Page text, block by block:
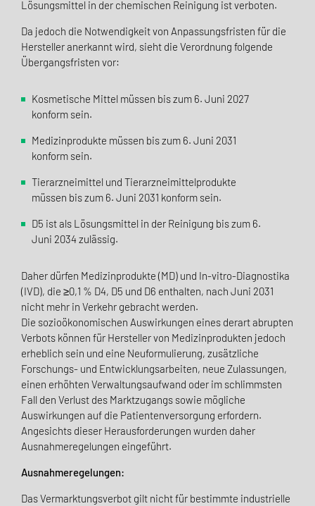
Lösungsmittel in der chemischen Reinigung ist verboten.
Da jedoch die Notwendigkeit von Anpassungsfristen für die
Hersteller anerkannt wird, sieht die Verordnung folgende
Übergangsfristen vor:
Kosmetische Mittel müssen bis zum 6. Juni 2027
konform sein.
Medizinprodukte müssen bis zum 6. Juni 2031
konform sein.
Tierarzneimittel und Tierarzneimittelprodukte
müssen bis zum 6. Juni 2031 konform sein.
D5 ist als Lösungsmittel in der Reinigung bis zum 6.
Juni 2034 zulässig.
Daher dürfen Medizinprodukte (MD) und In-vitro-Diagnostika
(IVD), die ≥0,1 % D4, D5 und D6 enthalten, nach Juni 2031
nicht mehr in Verkehr gebracht werden.
Die sozioökonomischen Auswirkungen eines derart abrupten
Verbots können für Hersteller von Medizinprodukten jedoch
erheblich sein und eine Neuformulierung, zusätzliche
Forschungs- und Entwicklungsarbeiten, neue Zulassungen,
einen erhöhten Verwaltungsaufwand oder im schlimmsten
Fall den Verlust des Marktzugangs sowie mögliche
Auswirkungen auf die Patientenversorgung erfordern.
Angesichts dieser Herausforderungen wurden daher
Ausnahmeregelungen eingeführt.
Ausnahmeregelungen:
Das Vermarktungsverbot gilt nicht für bestimmte industrielle